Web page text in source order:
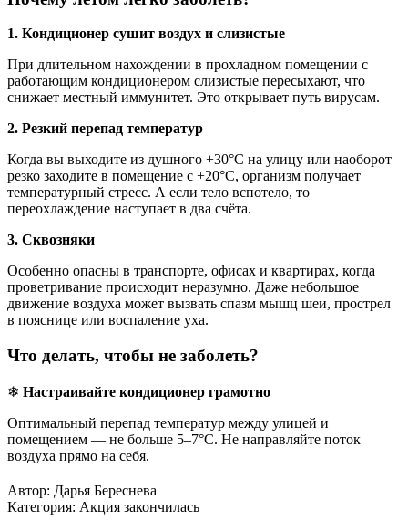
1. Кондиционер сушит воздух и слизистые
При длительном нахождении в прохладном помещении с
работающим кондиционером слизистые пересыхают, что
снижает местный иммунитет. Это открывает путь вирусам.
2. Резкий перепад температур
Когда вы выходите из душного +30°C на улицу или наоборот
резко заходите в помещение с +20°C, организм получает
температурный стресс. А если тело вспотело, то
переохлаждение наступает в два счёта.
3. Сквозняки
Особенно опасны в транспорте, офисах и квартирах, когда
проветривание происходит неразумно. Даже небольшое
движение воздуха может вызвать спазм мышц шеи, прострел
в пояснице или воспаление уха.
Что делать, чтобы не заболеть?
❄ Настраивайте кондиционер грамотно
Оптимальный перепад температур между улицей и
помещением — не больше 5–7°C. Не направляйте поток
воздуха прямо на себя.
Автор: Дарья Береснева
Категория: Акция закончилась